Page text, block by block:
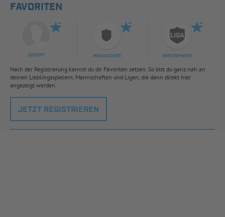
FAVORITEN
Spieler Mannschaft Wettbewerb
Nach der Registrierung kannst du dir Favoriten setzen. So bist du ganz nah an
deinen Lieblingsspielern, Mannschaften und Ligen, die dann direkt hier
angezeigt werden.
JETZT REGISTRIEREN